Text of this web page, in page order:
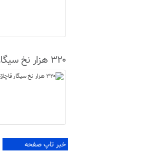
۳۲۰ هزار نخ
لامرد کشف شد
خبر تاپ صفحه